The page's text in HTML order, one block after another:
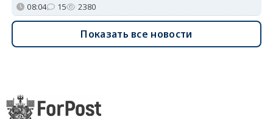
08:04 15 2380
Показать все новости